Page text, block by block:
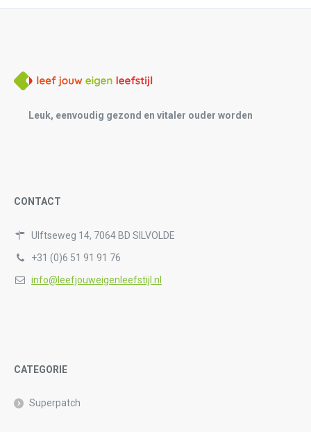
Leuk, eenvoudig gezond en vitaler ouder worden
CONTACT
Ulftseweg 14, 7064 BD SILVOLDE
+31 (0)6 51 91 91 76
info@leefjouweigenleefstijl.nl
CATEGORIE
Superpatch